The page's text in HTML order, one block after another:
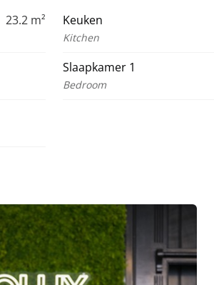
23.2 m² Keuken
Kitchen
Slaapkamer 1
Bedroom